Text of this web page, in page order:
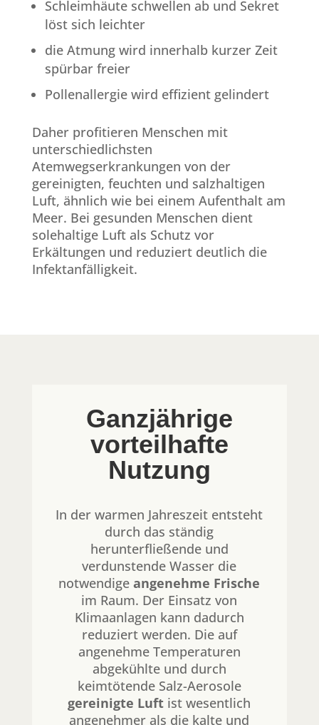
Schleimhäute schwellen ab und Sekret
löst sich leichter
die Atmung wird innerhalb kurzer Zeit
spürbar freier
Pollenallergie wird effizient gelindert
Daher profitieren Menschen mit
unterschiedlichsten
Atemwegserkrankungen von der
gereinigten, feuchten und salzhaltigen
Luft, ähnlich wie bei einem Aufenthalt am
Meer. Bei gesunden Menschen dient
solehaltige Luft als Schutz vor
Erkältungen und reduziert deutlich die
Infektanfälligkeit.
Ganzjährige
vorteilhafte
Nutzung
In der warmen Jahreszeit entsteht
durch das ständig
herunterfließende und
verdunstende Wasser die
notwendigeangenehme Frische
im Raum. Der Einsatz von
Klimaanlagen kann dadurch
reduziert werden. Die auf
angenehme Temperaturen
abgekühlte und durch
keimtötende Salz-Aerosole
gereinigte Luft ist wesentlich
angenehmer als die kalte und